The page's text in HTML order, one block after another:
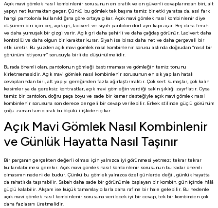
Açık mavi gömlek nasıl kombinlenir sorusunun en pratik ve en güvenli cevaplarından biri, alt
yapıyı net kurmaktan geçer. Çünkü bu gömlek tek başına temiz bir etki yaratsa da, asıl fark
hangi pantolonla kullanıldığına göre ortaya çıkar. Açık mavi gömlek nasıl kombinlenir diye
düşünen biri için bej, açık gri, lacivert ve siyah pantolon dört ayrı kapı açar. Bej daha ferah
ve daha yumuşak bir çizgi verir. Açık gri daha şehirli ve daha çağdaş görünür. Lacivert daha
kontrollü ve daha olgun bir karakter kurar. Siyah ise biraz daha net ve daha çerçeveli bir
etki üretir. Bu yüzden açık mavi gömlek nasıl kombinlenir sorusu aslında doğrudan “nasıl bir
görünüm istiyorum” sorusuyla birlikte düşünülmelidir.
Burada önemli olan, pantolonun gömleği bastırmaması ve gömleğin temiz tonunu
kirletmemesidir. Açık mavi gömlek nasıl kombinlenir sorusunun en sık yapılan hatalı
cevaplarından biri, alt yapıyı gereğinden fazla ağırlaştırmaktır. Çok sert kumaşlar, çok kalın
kesimler ya da gereksiz kontrastlar, açık mavi gömleğin verdiği sakin şıklığı zayıflatır. Oysa
temiz bir pantolon, doğru paça boyu ve sade bir kemer desteğiyle açık mavi gömlek nasıl
kombinlenir sorusuna son derece dengeli bir cevap verilebilir. Erkek stilinde güçlü görünüm
çoğu zaman tam olarak bu ölçülü ilişkiden çıkar.
Açık Mavi Gömlek Nasıl Kombinlenir
ve Günlük Hayatta Nasıl Taşınır
Bir parçanın gerçekten değerli olması için yalnızca iyi görünmesi yetmez; tekrar tekrar
kullanılabilmesi gerekir. Açık mavi gömlek nasıl kombinlenir sorusunun bu kadar önemli
olmasının nedeni de budur. Çünkü bu gömlek yalnızca özel günlerde değil, günlük hayatta
da rahatlıkla taşınabilir. Sabah daha sade bir görünümle başlayan bir kombin, gün içinde hâlâ
güçlü kalabilir. Akşam ise küçük tamamlayıcılarla daha rafine bir hale gelebilir. Bu nedenle
açık mavi gömlek nasıl kombinlenir sorusuna verilecek iyi bir cevap, tek bir kombinden çok
daha fazlasını üretmelidir.